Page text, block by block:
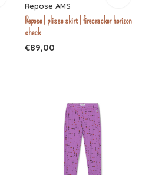
Repose AMS
Repose | plisse skirt | firecracker horizon
check
€89,00